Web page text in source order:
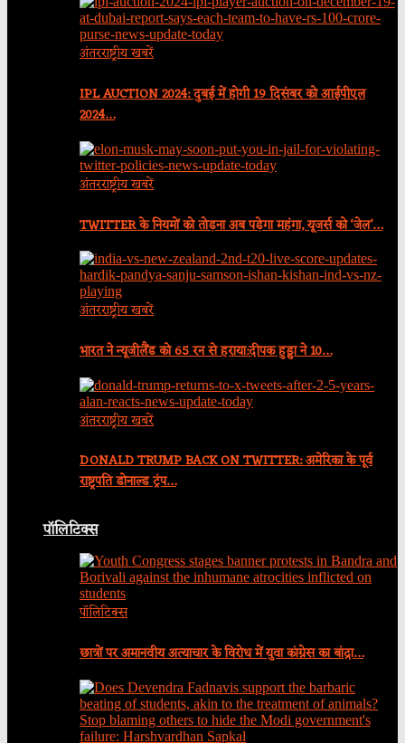
अंतरराष्ट्रीय खबरें
IPL AUCTION 2024: दुबई में होगी 19 दिसंबर को आईपीएल
2024…
अंतरराष्ट्रीय खबरें
TWITTER के नियमों को तोड़ना अब पड़ेगा महंगा, यूजर्स को ‘जेल’…
अंतरराष्ट्रीय खबरें
भारत ने न्यूजीलैंड को 65 रन से हराया:दीपक हुड्डा ने 10…
अंतरराष्ट्रीय खबरें
DONALD TRUMP BACK ON TWITTER: अमेरिका के पूर्व
राष्ट्रपति डोनाल्ड ट्रंप…
पॉलिटिक्स
पॉलिटिक्स
छात्रों पर अमानवीय अत्याचार के विरोध में युवा कांग्रेस का बांद्रा…